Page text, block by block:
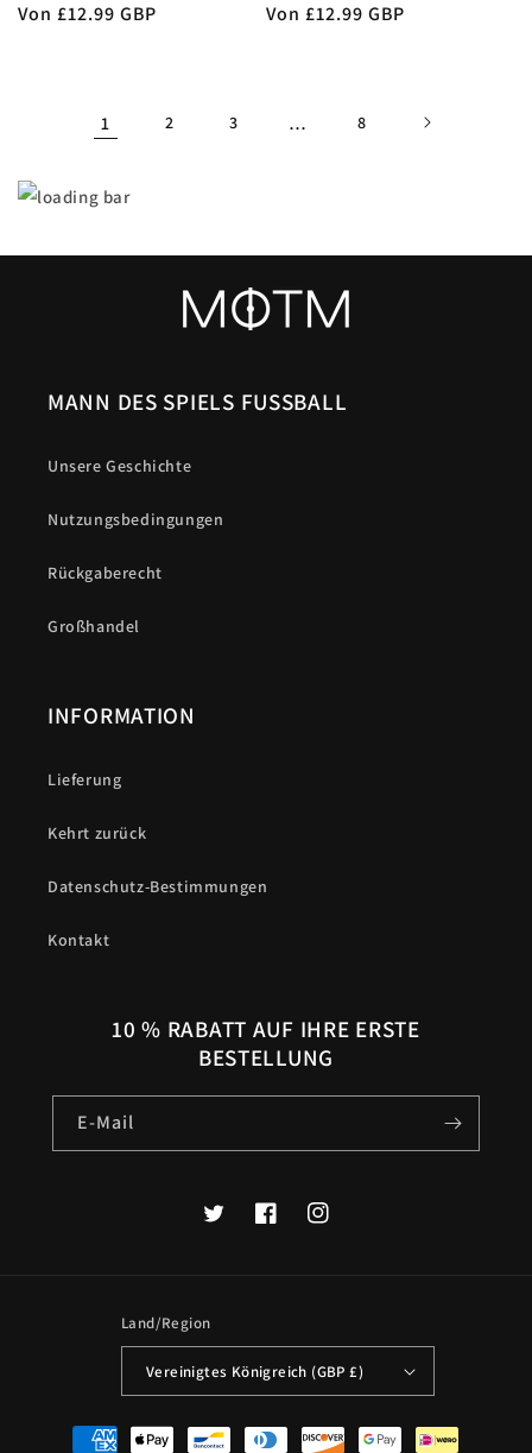
Normaler
Von £12.99 GBP
Normaler
Von £12.99 GBP
1 2 3 … 8
MANN DES SPIELS FUSSBALL
Unsere Geschichte
Nutzungsbedingungen
Rückgaberecht
Großhandel
INFORMATION
Lieferung
Kehrt zurück
Datenschutz-Bestimmungen
Kontakt
10 % RABATT AUF IHRE ERSTE
BESTELLUNG
E-Mail
TwitterFacebookInstagram
Land/Region
Vereinigtes Königreich (GBP £)
Zahlungsmethoden